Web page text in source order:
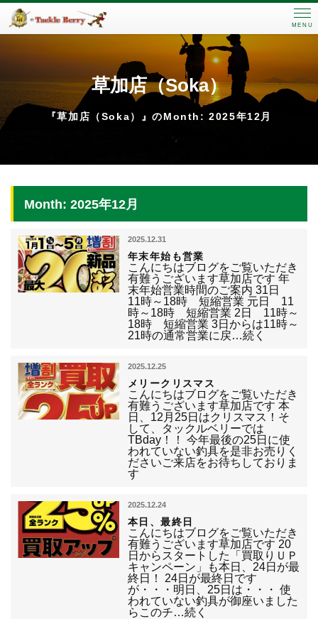
MENU
草加店（Soka）
『草加店（Soka）』のMonth: 2025年12月
Month: 2025年12月
2025.12.31
年末年始も営業
こんにちはブログをご覧いただき
有難うございます草加店です 年
末年始営業時間のご案内 31日
11時～18時 短縮営業 元日 11
時～18時 短縮営業 2日 11時～
18時 短縮営業 3日からは11時～
21時の通常営業に戻…続く
2025.12.25
メリークリスマス
こんにちはブログをご覧いただき
有難うございます草加店です 本
日、12月25日はクリスマス！そ
して、タックルベリーでは
TBday！！ 今年最後の25日に使
われていない釣具を是非お売りく
ださいご来店をお待ちしておりま
す
2025.12.24
本日、最終日
こんにちはブログをご覧いただき
有難うございます草加店です 20
日からスタートした「買取りＵＰ
キャンペーン」も本日、24日が最
終日！ 24日が最終日です
が・・・明日、25日は・・・ 使
われていない釣具が御座いました
らこのチ…続く